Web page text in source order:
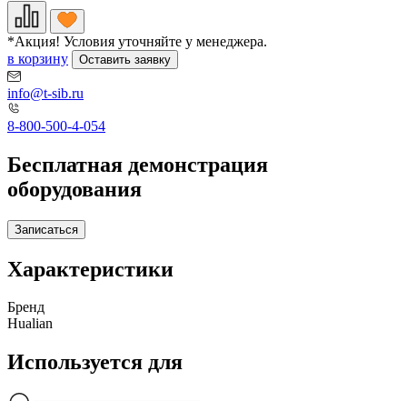
*Акция! Условия уточняйте у менеджера.
в корзину
Оставить заявку
info@t-sib.ru
8-800-500-4-054
Бесплатная демонстрация
оборудования
Записаться
Характеристики
Бренд
Hualian
Используется для